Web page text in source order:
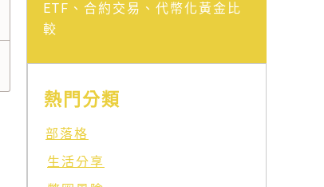
ETF、合約交易、代幣化黃金比
較
熱門分類
部落格
生活分享